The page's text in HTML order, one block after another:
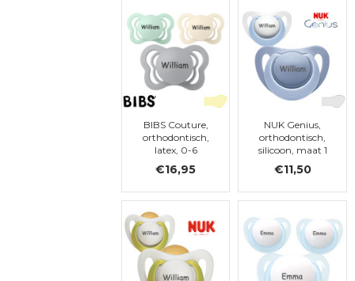
BIBS Couture,
orthodontisch,
latex, 0-6
maanden (maat
1)
€16,95
NUK Genius,
orthodontisch,
silicoon, maat 1
€11,50